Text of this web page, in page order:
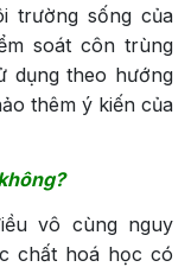
trường sống của
soát côn trùng
dụng theo hướng
thêm ý kiến của
vô cùng nguy
chất hoá học có